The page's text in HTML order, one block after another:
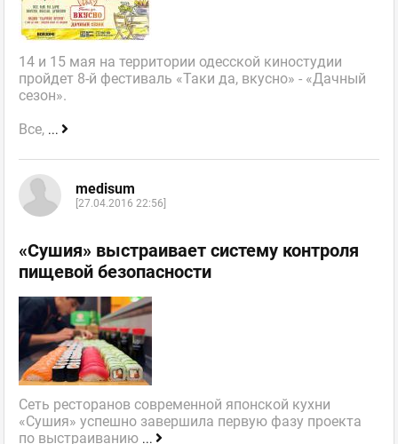
14 и 15 мая на территории одесской киностудии
пройдет 8-й фестиваль «Таки да, вкусно» - «Дачный
сезон».
Все, ...
medisum
[27.04.2016 22:56]
«Сушия» выстраивает систему контроля
пищевой безопасности
Сеть ресторанов современной японской кухни
«Сушия» успешно завершила первую фазу проекта
по выстраиванию ...